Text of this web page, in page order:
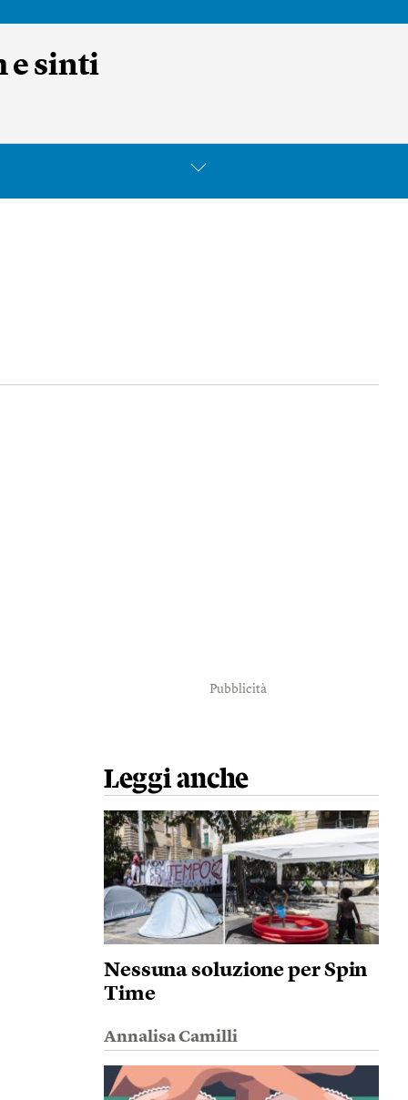
e sinti
Pubblicità
Leggi anche
Nessuna soluzione per Spin
Time
Annalisa Camilli